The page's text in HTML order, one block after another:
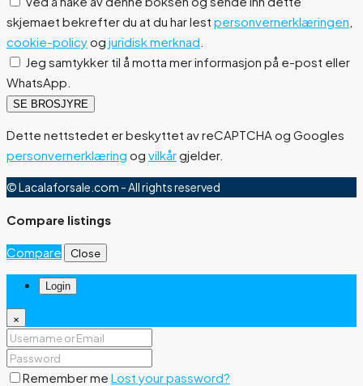
skjemaet bekrefter du at du har lest personvernerklæringen
cookie-policyog juridisk merknad
Jeg samtykker til å motta mer informasjon på e-post eller
WhatsApp.
SE BROSJYRE
Dette nettstedet er beskyttet av reCAPTCHA og Googles
personvernerklæring og vilkårgjelder.
© Lacalaforsale.com - All rights reserved
Compare listings
Compare Close
Login
×
Remember me Lost your password?